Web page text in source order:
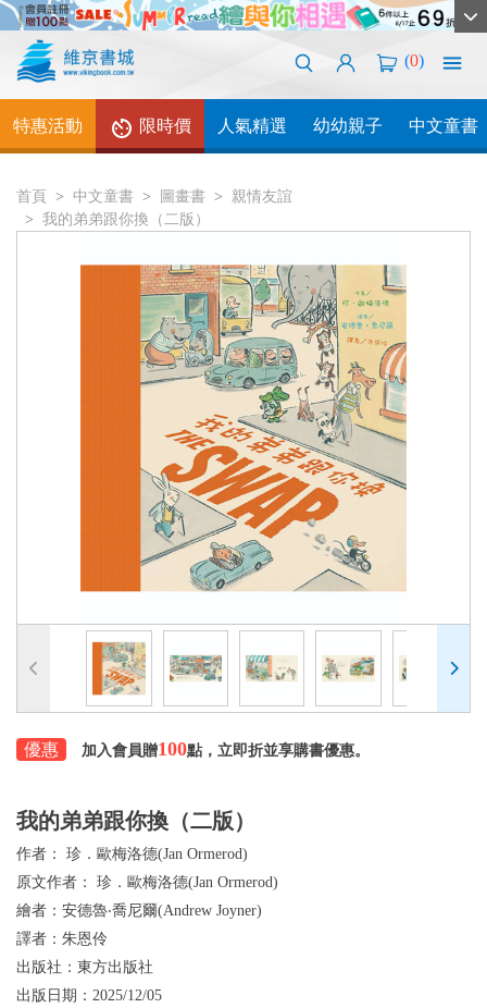
(0)
特惠活動 限時價 人氣精選 幼幼親子 中文童書
首頁 中文童書 圖畫書
親情友誼
我的弟弟跟你換（二版）
優惠 加入會員贈100點，立即折並享購書優惠。
我的弟弟跟你換（二版）
作者： 珍．歐梅洛德(Jan Ormerod)
原文作者： 珍．歐梅洛德(Jan Ormerod)
繪者： 安德魯‧喬尼爾(Andrew Joyner)
譯者： 朱恩伶
出版社： 東方出版社
出版日期： 2025/12/05